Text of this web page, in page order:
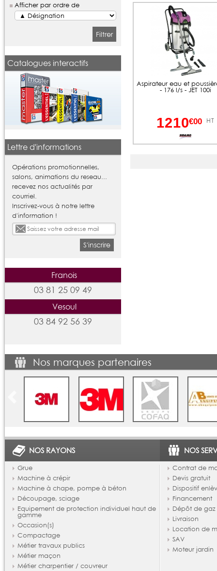
Aspirateur eau et
- 176 l/s - JET 100i
1210€00 HT
Afficher par ordre de
Filtrer
Catalogues interactifs
Lettre d'informations
Opérations promotionnelles,
salons, animations du reseau...
recevez nos actualités par
courriel.
Inscrivez-vous à notre lettre
d'information !
S'inscrire
Franois
03 81 25 09 49
Vesoul
03 84 92 56 39
Nos marques partenaires
NOS RAYONS
Grue
Machine à crépir
Machine à chape, pompe à béton
Découpage, sciage
Equipement de protection individuel haut de
gamme
Occasion(s)
Compactage
Métier travaux publics
Métier maçon
Métier charpentier / couvreur
NOS
Contrat de
Devis gratuit
Dispositif
Financement
Dépôt de gaz
Livraison
Location de
SAV
Moteur jardin